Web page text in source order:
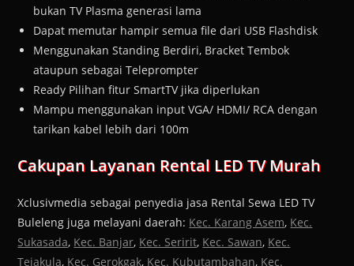
bukan TV Plasma generasi lama
Dapat memutar hampir semua file dari USB Flashdisk
Menggunakan Standing Berdiri, Bracket Tembok
ataupun sebagai Teleprompter
Ready Pilihan fitur SmartTV jika diperlukan
Mampu menggunakan input VGA/ HDMI/ RCA dengan
tarikan kabel lebih dari 100m
Cakupan Layanan Rental LED TV Murah
Xclusivmedia sebagai penyedia jasa Rental Sewa LED TV
Buleleng juga melayani daerah: Kec. Karang Asem, Kec.
Sukasada, Kec. Banjar, Kec. Seririt, Kec. Sawan, Kec.
Tejakula, Kec. Gerokgak, Kec. Kubutambahan, Kec.